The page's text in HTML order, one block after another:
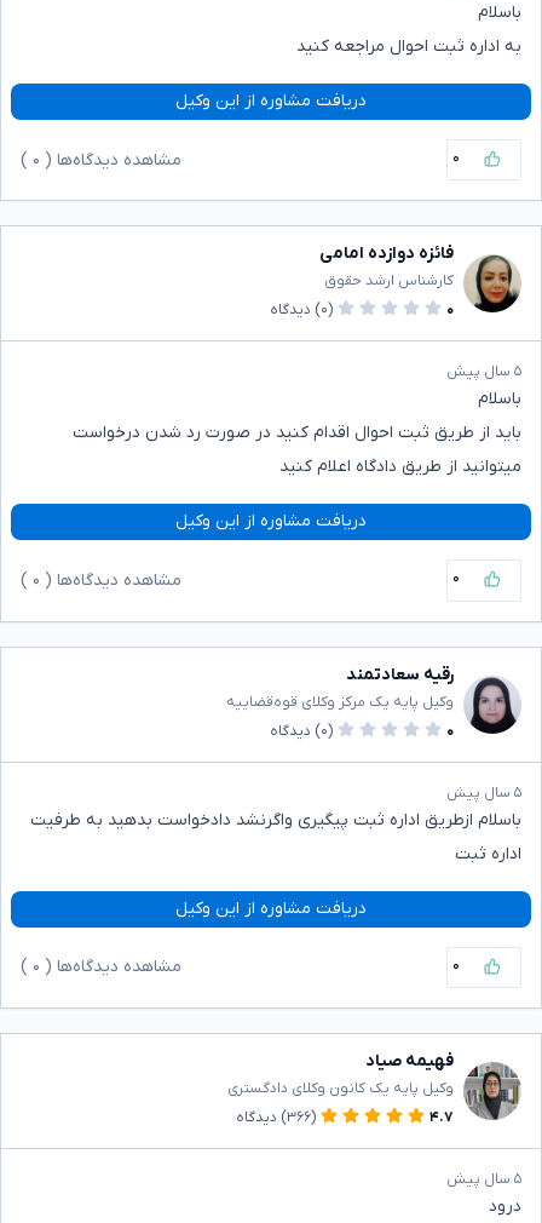
باسلام
به اداره ثبت احوال مراجعه کنید
دریافت مشاوره از این وکیل
۰ مشاهده دیدگاه‌ها ( ۰
فائزه دوازده امامی
کارشناس ارشد حقوق
۰
(۰) دیدگاه
۵ سال پیش
باسلام
باید از طریق ثبت احوال اقدام کنید در صورت رد شدن درخواست
میتوانید از طریق دادگاه اعلام کنید
دریافت مشاوره از این وکیل
۰ مشاهده دیدگاه‌ها ( ۰
رقیه سعادتمند
وکیل پایه یک مرکز وکلای قوه‌قضاییه
۰
(۰) دیدگاه
۵ سال پیش
باسلام ازطریق اداره ثبت پیگیری واگرنشد دادخواست بدهید به طرفیت
اداره ثبت
دریافت مشاوره از این وکیل
۰ مشاهده دیدگاه‌ها ( ۰
فهیمه صیاد
وکیل پایه یک کانون وکلای دادگستری
۴.۷
(۳۶۶) دیدگاه
۵ سال پیش
درود